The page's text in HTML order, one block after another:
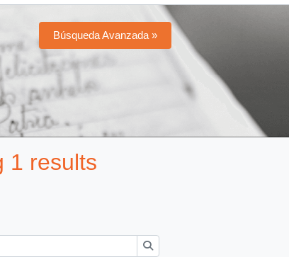
Búsqueda Avanzada »
1 results